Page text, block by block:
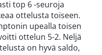
top 6 -seuroja
ottelusta toiseen.
upealla toisen
ottelun 5-2. Neljä
on hyvä saldo,